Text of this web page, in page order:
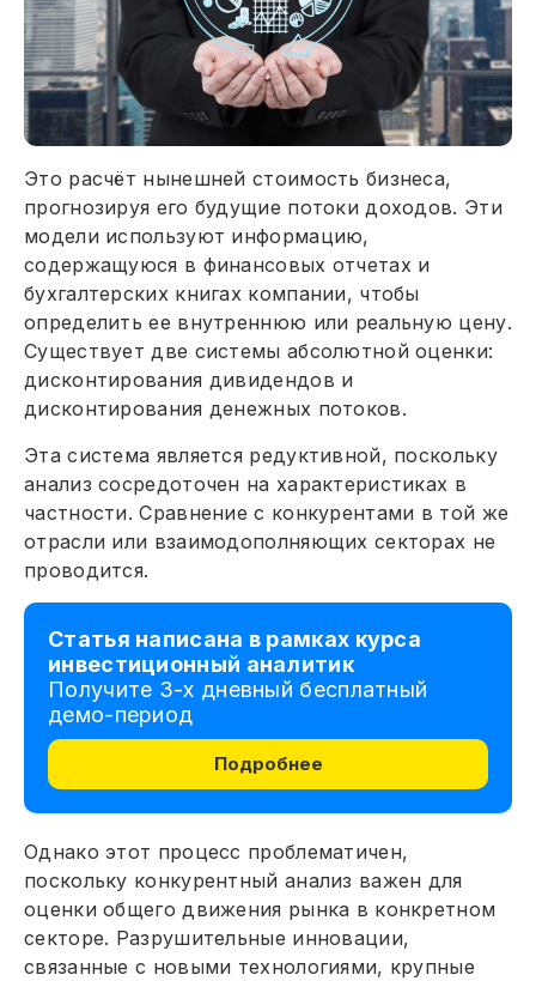
Это расчёт нынешней стоимость бизнеса,
прогнозируя его будущие потоки доходов. Эти
модели используют информацию,
содержащуюся в финансовых отчетах и
бухгалтерских книгах компании, чтобы
определить ее внутреннюю или реальную цену.
Существует две системы абсолютной оценки:
дисконтирования дивидендов и
дисконтирования денежных потоков.
Эта система является редуктивной, поскольку
анализ сосредоточен на характеристиках в
частности. Сравнение с конкурентами в той же
отрасли или взаимодополняющих секторах не
проводится.
Статья написана в рамках курса
инвестиционный аналитик
Получите 3-х дневный бесплатный
демо-период
Подробнее
Однако этот процесс проблематичен,
поскольку конкурентный анализ важен для
оценки общего движения рынка в конкретном
секторе. Разрушительные инновации,
связанные с новыми технологиями, крупные